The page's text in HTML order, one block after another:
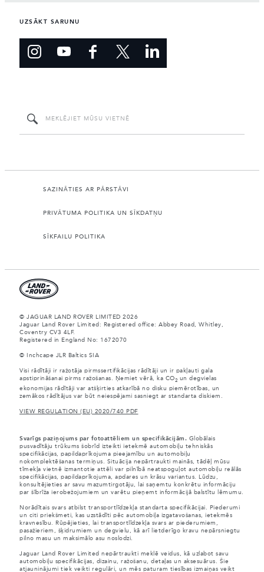
UZSĀKT SARUNU
SAZINĀTIES AR PĀRSTĀVI
PRIVĀTUMA POLITIKA UN SĪKDATŅU
SĪKFAILU POLITIKA
© JAGUAR LAND ROVER LIMITED 2026
Jaguar Land Rover Limited: Registered office: Abbey Road, Whitley,
Coventry CV3 4LF.
Registered in England No: 1672070
© Inchcape JLR Baltics SIA
Visi rādītāji ir ražotāja pirmssertifikācijas rādītāji un ir pakļauti gala
apstiprināšanai pirms ražošanas. Ņemiet vērā, ka CO2 un degvielas
ekonomijas rādītāji var atšķirties atkarībā no disku piemērotības, un
zemākos rādītājus var būt neiespējami sasniegt ar standarta diskiem.
VIEW REGULATION (EU) 2020/740 PDF
Svarīgs paziņojums par fotoattēliem un specifikācijām. Globālais
pusvadītāju trūkums šobrīd izteikti ietekmē automobiļu tehniskās
specifikācijas, papildaprīkojuma pieejamību un automobiļu
nokomplektēšanas termiņus. Situācija nepārtraukti mainās, tādēļ mūsu
tīmekļa vietnē izmantotie attēli var pilnībā neatspoguļot automobiļu reālās
specifikācijas, papildaprīkojuma, apdares un krāsu variantus. Lūdzu,
konsultējieties ar savu mazumtirgotāju, lai saņemtu konkrētu informāciju
par šībrīža ierobežojumiem un varētu pieņemt informācijā balstītu lēmumu.
Norādītais svars atbilst transportlīdzekļa standarta specifikācijai. Piederumi
un citi priekšmeti, kas uzstādīti pēc automobiļa izgatavošanas, ietekmēs
kravnesību. Rūpējieties, lai transportlīdzekļa svars ar piederumiem,
pasažieriem, šķidrumiem un degvielu, kā arī lietderīgo kravu nepārsniegtu
pilno masu un maksimālo asu noslodzi.
Jaguar Land Rover Limited nepārtraukti meklē veidus, kā uzlabot savu
automobiļu specifikācijas, dizainu, ražošanu, detaļas un aksesuārus. Šie
atjauninājumi tiek veikti regulāri, un mēs paturam tiesības izmaiņas veikt